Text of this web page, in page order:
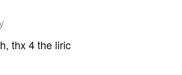
thx 4 the liric